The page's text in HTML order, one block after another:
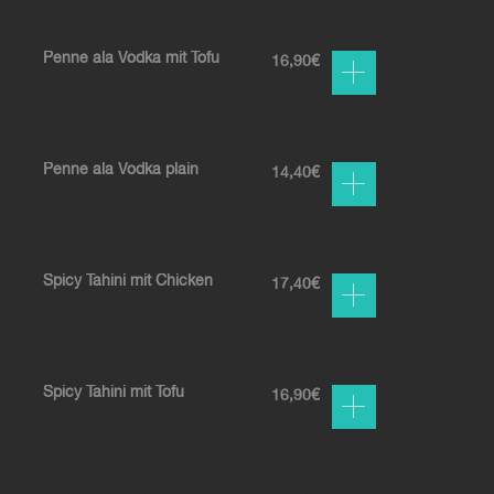
Penne ala Vodka mit Tofu 16,90€
Penne ala Vodka plain 14,40€
Spicy Tahini mit Chicken 17,40€
Spicy Tahini mit Tofu 16,90€